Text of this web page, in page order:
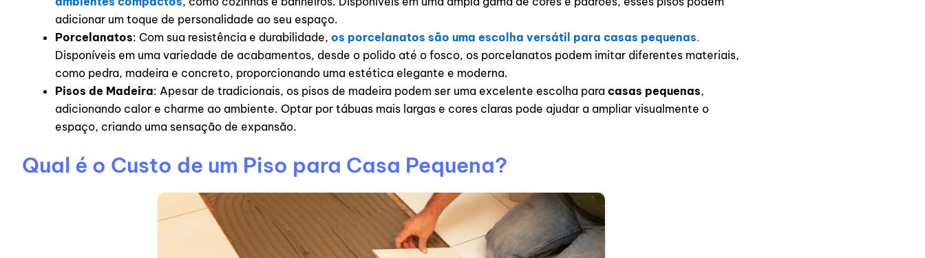
adicionar um toque de personalidade ao seu espaço.
Porcelanatos: Com sua resistência e durabilidade, os porcelanatos são uma escolha versátil para casas pequenas.
Disponíveis em uma variedade de acabamentos, desde o polido até o fosco, os porcelanatos podem imitar diferentes materiais,
como pedra, madeira e concreto, proporcionando uma estética elegante e moderna.
Pisos de Madeira: Apesar de tradicionais, os pisos de madeira podem ser uma excelente escolha para casas pequenas,
adicionando calor e charme ao ambiente. Optar por tábuas mais largas e cores claras pode ajudar a ampliar visualmente o
espaço, criando uma sensação de expansão.
Qual é o Custo de um Piso para Casa Pequena?